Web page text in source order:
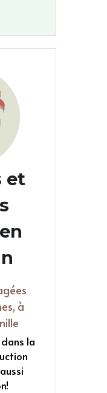
et
à
la